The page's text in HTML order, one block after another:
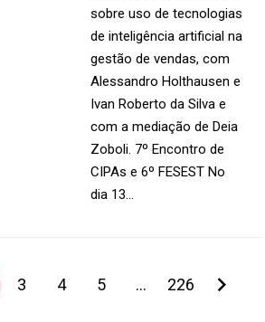
sobre uso de tecnologias
de inteligência artificial na
gestão de vendas, com
Alessandro Holthausen e
Ivan Roberto da Silva e
com a mediação de Deia
Zoboli. 7º Encontro de
CIPAs e 6º FESEST No
dia 13…
3 4 5 … 226